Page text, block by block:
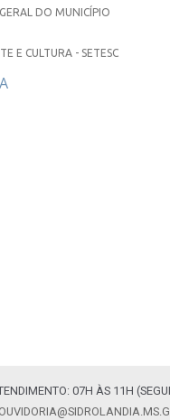
DO MUNICÍPIO
E CULTURA - SETESC
07H ÀS 11H